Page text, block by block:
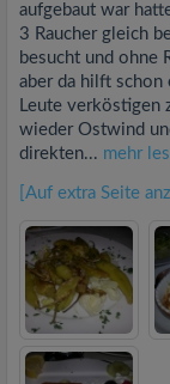
aufgebaut war
3 Raucher gleich
besucht und ohne
aber da hilft schon
Leute verköstigen
wieder Ostwind
direkten... mehr
[Auf extra Seite